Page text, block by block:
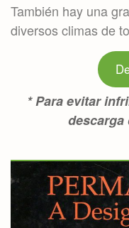
También hay una
diversos climas de
* Para evitar
descarga